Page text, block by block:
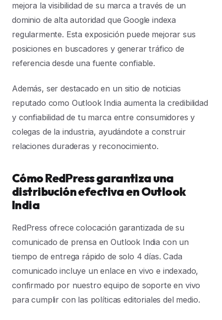
mejora la visibilidad de su marca a través de un
dominio de alta autoridad que Google indexa
regularmente. Esta exposición puede mejorar sus
posiciones en buscadores y generar tráfico de
referencia desde una fuente confiable.
Además, ser destacado en un sitio de noticias
reputado como Outlook India aumenta la credibilidad
y confiabilidad de tu marca entre consumidores y
colegas de la industria, ayudándote a construir
relaciones duraderas y reconocimiento.
Cómo RedPress garantiza una
distribución efectiva en Outlook
India
RedPress ofrece colocación garantizada de su
comunicado de prensa en Outlook India con un
tiempo de entrega rápido de solo 4 días. Cada
comunicado incluye un enlace en vivo e indexado,
confirmado por nuestro equipo de soporte en vivo
para cumplir con las políticas editoriales del medio.